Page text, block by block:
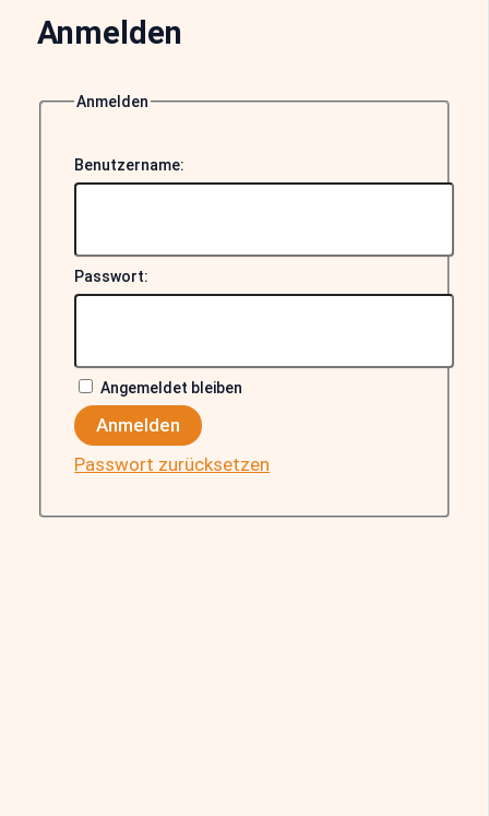
Anmelden
Anmelden
Benutzername:
Passwort:
Angemeldet bleiben
Anmelden
Passwort zurücksetzen